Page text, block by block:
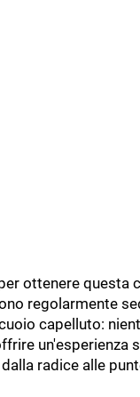
ottenere questa
regolarmente
capelluto:
un'esperienza
radice alle